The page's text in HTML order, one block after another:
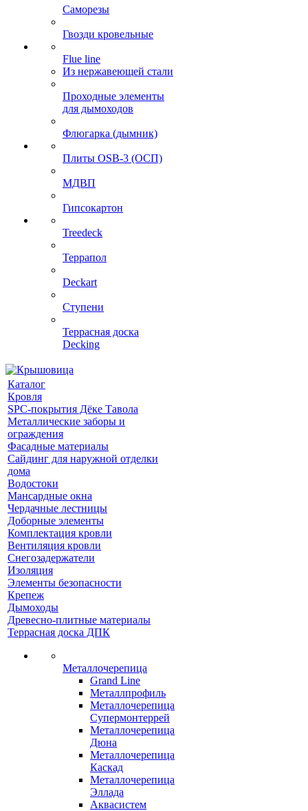
Саморезы
Гвозди кровельные
Flue line
Из нержавеющей стали
Проходные элементы
для дымоходов
Флюгарка (дымник)
Плиты OSB-3 (ОСП)
МДВП
Гипсокартон
Treedeck
Террапол
Deckart
Ступени
Террасная доска
Decking
Каталог
Кровля
SPC-покрытия Дёке Тавола
Металлические заборы и
ограждения
Фасадные материалы
Сайдинг для наружной отделки
дома
Водостоки
Мансардные окна
Чердачные лестницы
Доборные элементы
Комплектация кровли
Вентиляция кровли
Снегозадержатели
Изоляция
Элементы безопасности
Крепеж
Дымоходы
Древесно-плитные материалы
Террасная доска ДПК
Металлочерепица
Grand Line
Металлпрофиль
Металлочерепица
Супермонтеррей
Металлочерепица
Дюна
Металлочерепица
Каскад
Металлочерепица
Эллада
Аквасистем